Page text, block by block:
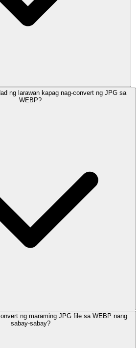
ng larawan kapag nag-convert ng JPG sa
WEBP?
ng maraming JPG file sa WEBP nang
sabay-sabay?